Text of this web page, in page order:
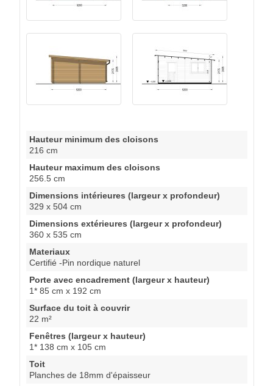
Hauteur minimum des cloisons
216 cm
Hauteur maximum des cloisons
256.5 cm
Dimensions intérieures (largeur x profondeur)
329 x 504 cm
Dimensions extérieures (largeur x profondeur)
360 x 535 cm
Materiaux
Certifié -Pin nordique naturel
Porte avec encadrement (largeur x hauteur)
1* 85 cm x 192 cm
Surface du toit à couvrir
22 m²
Fenêtres (largeur x hauteur)
1* 138 cm x 105 cm
Toit
Planches de 18mm d'épaisseur